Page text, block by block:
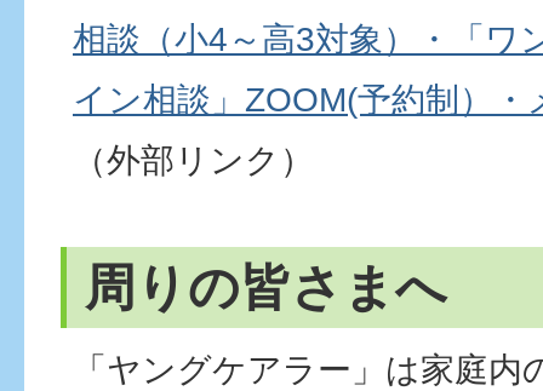
相談（小4～高3対象）・「ワ
イン相談」ZOOM(予約制）・
（外部リンク）
周りの皆さまへ
「ヤングケアラー」は家庭